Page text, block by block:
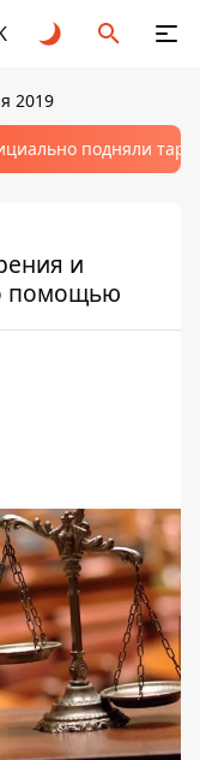
2019
подняли
и
помощью